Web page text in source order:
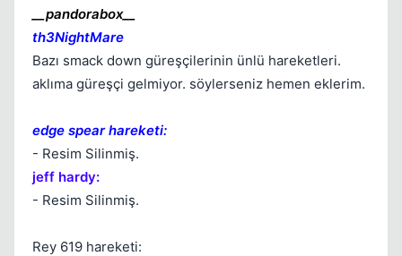
__pandorabox__
th3NightMare
Bazı smack down güreşçilerinin ünlü hareketleri.
aklıma güreşçi gelmiyor. söylerseniz hemen eklerim.
edge spear hareketi:
- Resim Silinmiş.
jeff hardy:
- Resim Silinmiş.
Rey 619 hareketi: